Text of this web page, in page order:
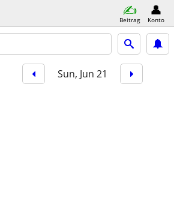
Beitrag Konto
Sun, Jun 21